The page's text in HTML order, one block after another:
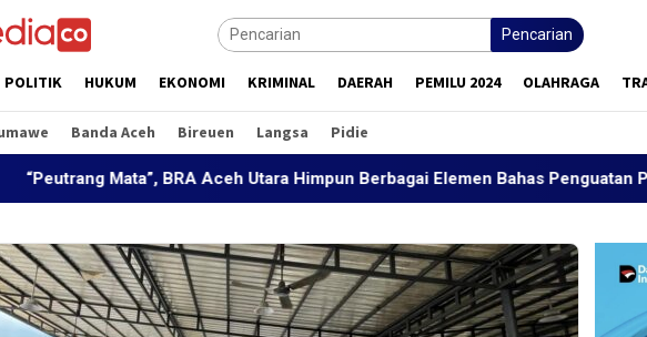
Pencarian
POLITIK HUKUM EKONOMI KRIMINAL DAERAH PEMILU 2024 OLAHRAGA
Banda Aceh Bireuen Langsa Pidie
BRA Aceh Utara Himpun Berbagai Elemen Bahas Penguatan Perdamaian